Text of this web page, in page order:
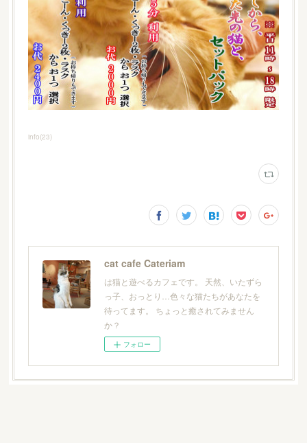
info(23)
cat cafe Cateriam
は猫と遊べるカフェです。 天然、いたずら
っ子、おっとり…色々な猫たちがあなたを
待ってます。 ちょっと癒されてみません
か？
フォロー